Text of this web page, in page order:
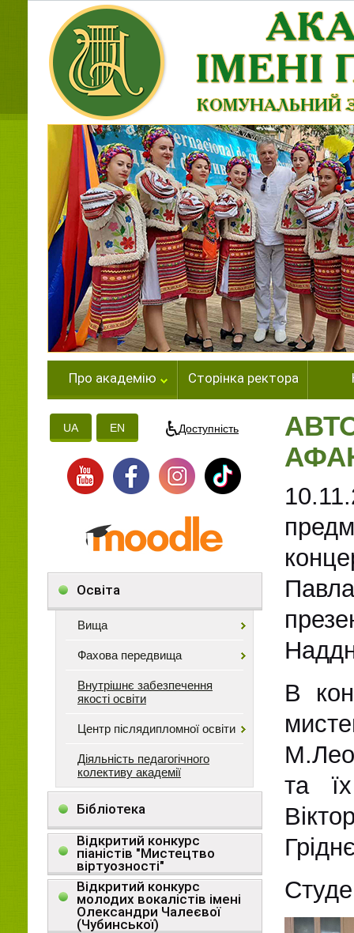
Про академію Сторінка ректора
UA EN Доступність
Освіта
Вища
Фахова передвища
Внутрішнє забезпечення
якості освіти
Центр післядипломної освіти
Діяльність педагогічного
колективу академії
Бібліотека
Відкритий конкурс
піаністів "Мистецтво
віртуозності"
Відкритий конкурс
молодих вокалістів імені
Олександри Чалеєвої
(Чубинської)
В
та